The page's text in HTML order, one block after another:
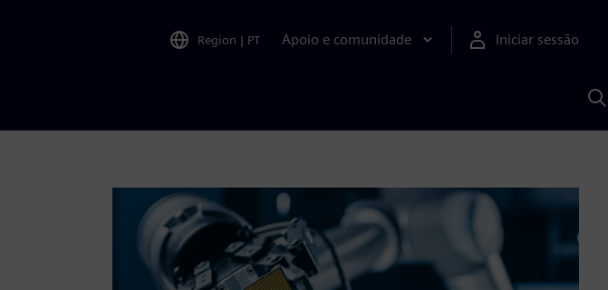
Region | PT Apoio e comunidade Iniciar sessão